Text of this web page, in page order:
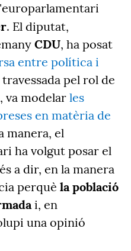
. El diputat,
CDU, ha posat
entre política i
travessada pel rol de
va modelar les
en matèria de
manera, el
ha volgut posar el
és a dir, en la manera
perquè la població
i, en
una opinió